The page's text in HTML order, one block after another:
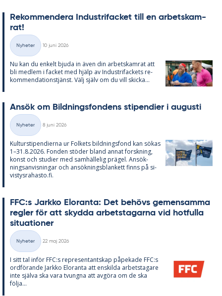
Re­kom­men­de­ra In­du­stri­fac­ket till en ar­bets­kam­
rat!
Kategorier
Nyheter
10 juni 2026
Nu kan du en­kelt bju­da in även din ar­bets­kam­rat att
bli med­lem i fac­ket med hjälp av In­du­stri­fac­kets re­
kom­men­da­tions­tjänst. Välj själv om du vill skic­ka...
An­sök om Bild­nings­fon­dens sti­pen­di­er i au­gusti
Kategorier
Nyheter
8 juni 2026
Kul­tursti­pen­di­er­na ur Fol­kets bild­nings­fond kan sö­kas
1–31.8.2026. Fon­den stö­der bland an­nat forsk­ning,
konst och stu­di­er med sam­häl­le­lig prä­gel. An­sök­
nings­an­vis­ning­ar och an­sök­nings­blan­kett fin­ns på si­
vis­tys­ra­has­to.fi.
FFC:s Jark­ko Elo­ran­ta: Det be­hö­vs ge­men­sam­ma
reg­ler för att skyd­da ar­bets­ta­gar­na vid hot­ful­la
si­tu­a­tio­ner
Kategorier
Nyheter
22 maj 2026
I sitt tal in­för FFC:s re­pre­sen­tant­skap på­pe­ka­de FFC:s
ord­fö­ran­de Jark­ko Elo­ran­ta att en­skil­da ar­bets­ta­ga­re
inte själva ska vara tvung­na att av­gö­ra om de ska
följa...